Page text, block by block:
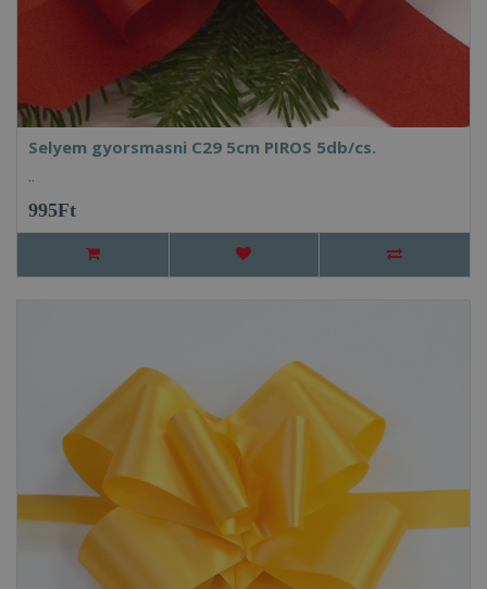
Selyem gyorsmasni C29 5cm PIROS 5db/cs.
..
995Ft